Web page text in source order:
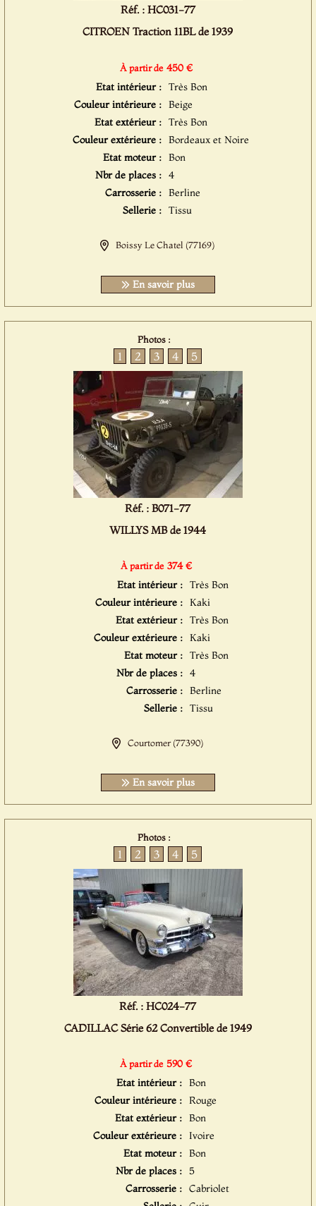
Réf. : HC031-77
CITROEN Traction 11BL de 1939
À partir de 450 €
Etat intérieur : Très Bon
Couleur intérieure : Beige
Etat extérieur : Très Bon
Couleur extérieure : Bordeaux et Noire
Etat moteur : Bon
Nbr de places : 4
Carrosserie : Berline
Sellerie : Tissu
Boissy Le Chatel (77169)
En savoir plus
Photos :
1 2 3 4 5
Réf. : B071-77
WILLYS MB de 1944
À partir de 374 €
Etat intérieur : Très Bon
Couleur intérieure : Kaki
Etat extérieur : Très Bon
Couleur extérieure : Kaki
Etat moteur : Très Bon
Nbr de places : 4
Carrosserie : Berline
Sellerie : Tissu
Courtomer (77390)
En savoir plus
Photos :
1 2 3 4 5
Réf. : HC024-77
CADILLAC Série 62 Convertible de 1949
À partir de 590 €
Etat intérieur : Bon
Couleur intérieure : Rouge
Etat extérieur : Bon
Couleur extérieure : Ivoire
Etat moteur : Bon
Nbr de places : 5
Carrosserie : Cabriolet